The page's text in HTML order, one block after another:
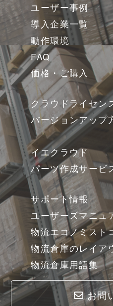
ユーザー事例
導入企業一覧
動作環境
FAQ
価格・ご購入
クラウドライセン
バージョンアップ
イエクラウド
パーツ作成サービ
サポート情報
ユーザーズマニュ
物流エコノミスト
物流倉庫のレイア
物流倉庫用語集
お問